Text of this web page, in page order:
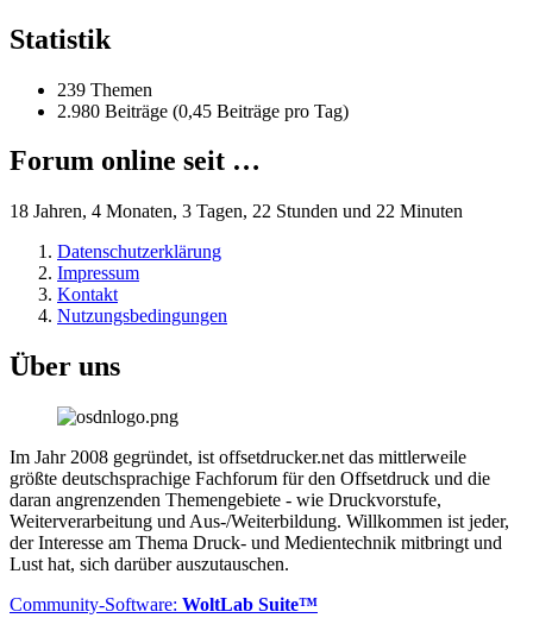
Statistik
239 Themen
2.980 Beiträge (0,45 Beiträge pro Tag)
Forum online seit …
18 Jahren, 4 Monaten, 3 Tagen, 22 Stunden und 22 Minuten
Datenschutzerklärung
Impressum
Kontakt
Nutzungsbedingungen
Über uns
Im Jahr 2008 gegründet, ist offsetdrucker.net das mittlerweile
größte deutschsprachige Fachforum für den Offsetdruck und die
daran angrenzenden Themengebiete - wie Druckvorstufe,
Weiterverarbeitung und Aus-/Weiterbildung. Willkommen ist jeder,
der Interesse am Thema Druck- und Medientechnik mitbringt und
Lust hat, sich darüber auszutauschen.
Community-Software: WoltLab Suite™